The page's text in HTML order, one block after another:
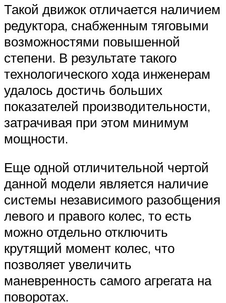
Такой движок отличается наличием
редуктора, снабженным тяговыми
возможностями повышенной
степени. В результате такого
технологического хода инженерам
удалось достичь больших
показателей производительности,
затрачивая при этом минимум
мощности.
Еще одной отличительной чертой
данной модели является наличие
системы независимого разобщения
левого и правого колес, то есть
можно отдельно отключить
крутящий момент колес, что
позволяет увеличить
маневренность самого агрегата на
поворотах.